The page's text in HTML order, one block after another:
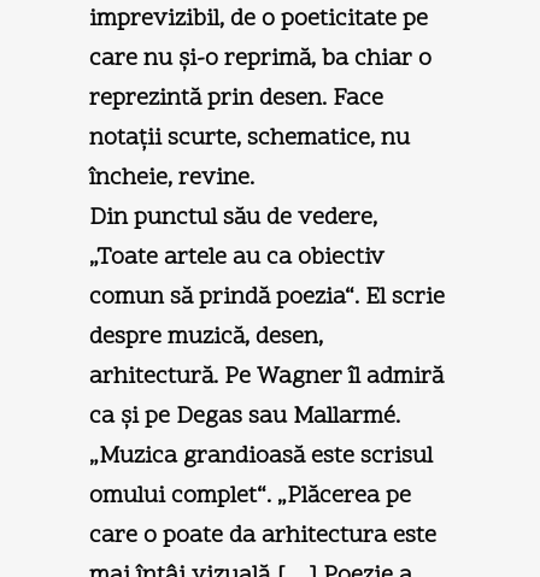
imprevizibil, de o poeticitate pe
care nu şi-o reprimă, ba chiar o
reprezintă prin desen. Face
notaţii scurte, schematice, nu
încheie, revine.
Din punctul său de vedere,
„Toate artele au ca obiectiv
comun să prindă poezia“. El scrie
despre muzică, desen,
arhitectură. Pe Wagner îl admiră
ca şi pe Degas sau Mallarmé.
„Muzica grandioasă este scrisul
omului complet“. „Plăcerea pe
care o poate da arhitectura este